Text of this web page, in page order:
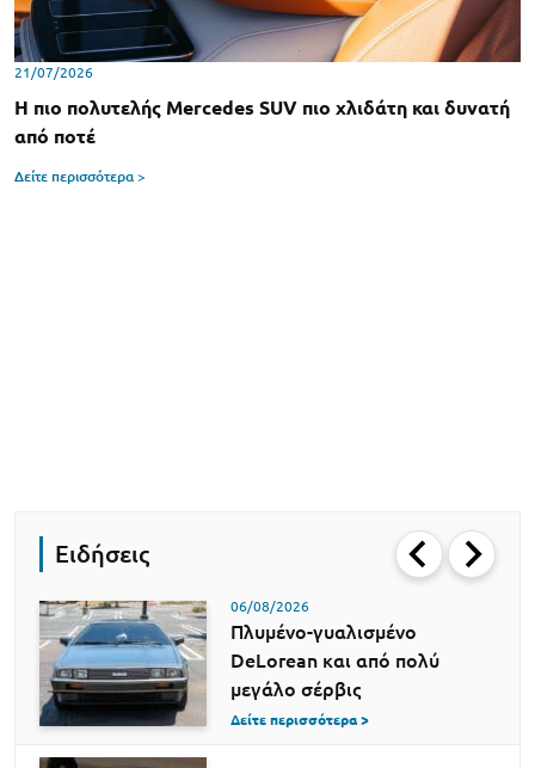
21/07/2026
H πιο πολυτελής Mercedes SUV πιο χλιδάτη και δυνατή
από ποτέ
Δείτε περισσότερα >
Ειδήσεις
06/08/2026
Πλυμένο-γυαλισμένο
DeLorean και από πολύ
μεγάλο σέρβις
Δείτε περισσότερα >